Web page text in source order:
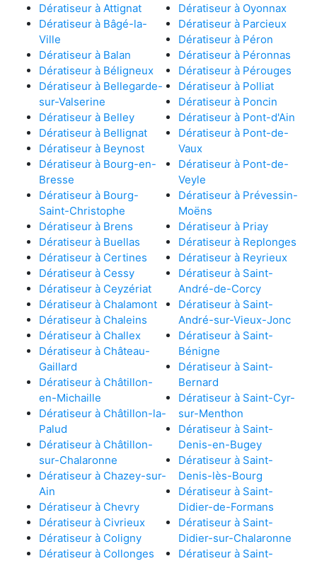
Dératiseur à Attignat
Dératiseur à Bâgé-la-
Ville
Dératiseur à Balan
Dératiseur à Béligneux
Dératiseur à Bellegarde-
sur-Valserine
Dératiseur à Belley
Dératiseur à Bellignat
Dératiseur à Beynost
Dératiseur à Bourg-en-
Bresse
Dératiseur à Bourg-
Saint-Christophe
Dératiseur à Brens
Dératiseur à Buellas
Dératiseur à Certines
Dératiseur à Cessy
Dératiseur à Ceyzériat
Dératiseur à Chalamont
Dératiseur à Chaleins
Dératiseur à Challex
Dératiseur à Château-
Gaillard
Dératiseur à Châtillon-
en-Michaille
Dératiseur à Châtillon-la-
Palud
Dératiseur à Châtillon-
sur-Chalaronne
Dératiseur à Chazey-sur-
Ain
Dératiseur à Chevry
Dératiseur à Civrieux
Dératiseur à Coligny
Dératiseur à Collonges
Dératiseur à Oyonnax
Dératiseur à Parcieux
Dératiseur à Péron
Dératiseur à Péronnas
Dératiseur à Pérouges
Dératiseur à Polliat
Dératiseur à Poncin
Dératiseur à Pont-d'Ain
Dératiseur à Pont-de-
Vaux
Dératiseur à Pont-de-
Veyle
Dératiseur à Prévessin-
Moëns
Dératiseur à Priay
Dératiseur à Replonges
Dératiseur à Reyrieux
Dératiseur à Saint-
André-de-Corcy
Dératiseur à Saint-
André-sur-Vieux-Jonc
Dératiseur à Saint-
Bénigne
Dératiseur à Saint-
Bernard
Dératiseur à Saint-Cyr-
sur-Menthon
Dératiseur à Saint-
Denis-en-Bugey
Dératiseur à Saint-
Denis-lès-Bourg
Dératiseur à Saint-
Didier-de-Formans
Dératiseur à Saint-
Didier-sur-Chalaronne
Dératiseur à Saint-